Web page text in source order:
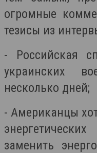
огромные
тезисы из
- Российская
украинских
несколько дней;
- Американцы
заменить